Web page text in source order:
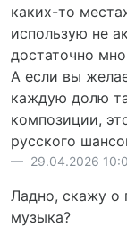
каких-то
использую не
достаточно
А если вы
каждую долю
композиции,
русского
29.04.2026
Ладно, скажу о
музыка?